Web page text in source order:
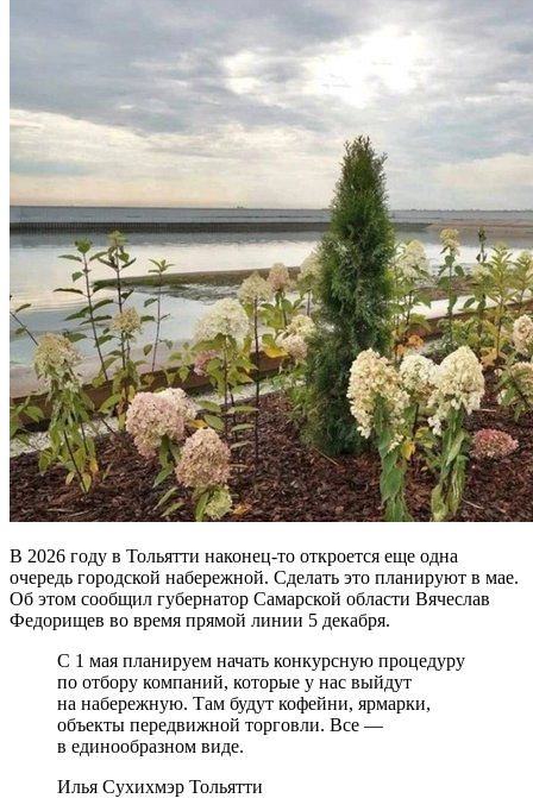
В 2026 году в Тольятти наконец-то откроется еще одна
очередь городской набережной. Сделать это планируют в мае.
Об этом сообщил губернатор Самарской области Вячеслав
Федорищев во время прямой линии 5 декабря.
С 1 мая планируем начать конкурсную процедуру
по отбору компаний, которые у нас выйдут
на набережную. Там будут кофейни, ярмарки,
объекты передвижной торговли. Все —
в единообразном виде.
Илья Сухихмэр Тольятти